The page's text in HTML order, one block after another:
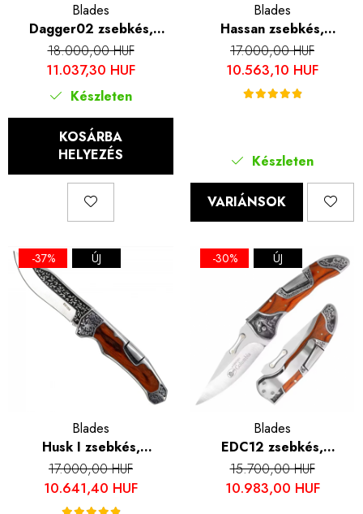
Blades
Dagger02 zsebkés,
Kemping és túrázás,
Rozsdamentes acél 440,
22,5 cm
18.000,00 HUF
11.037,30 HUF
Készleten
KOSÁRBA
HELYEZÉS
Blades
Hassan zsebkés,
kempingezés és túrázás,
Rozsdamentes acél 440B,
22 cm
17.000,00 HUF
10.563,10 HUF
Készleten
VARIÁNSOK
-37% ÚJ
Blades
Husk I zsebkés,
kempingezés és túrázás,
Rozsdamentes acél 7Cr13,
21 cm
17.000,00 HUF
10.641,40 HUF
-30% ÚJ
Blades
EDC12 zsebkés,
kempingezés és túrázás,
rozsdamentes acél 7Cr13,
15.700,00 HUF
10.983,00 HUF